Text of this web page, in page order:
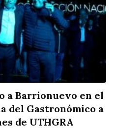
a Barrionuevo en el
del Gastronómico a
de UTHGRA